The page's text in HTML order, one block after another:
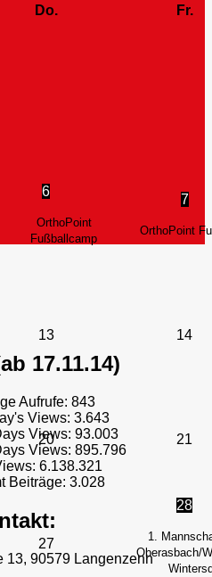
Do. Fr.
6
OrthoPoint
Fußballcamp
7
OrthoPoint
13 14
20 21
27
28
1.
Oberasbach/
17.11.14)
Aufrufe: 843
Views: 3.643
Views: 93.003
Views: 895.796
6.138.321
Beiträge: 3.028
13, 90579 Langenzenn